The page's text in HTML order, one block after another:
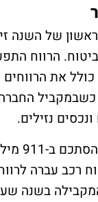
את
שקל
הסתכם ב-911 מיליון דולר, לעומת 167 מיליון דולר בשנה הקודמת.